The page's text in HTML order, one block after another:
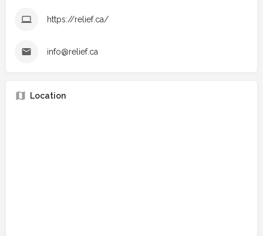
https://relief.ca/
info@relief.ca
Location